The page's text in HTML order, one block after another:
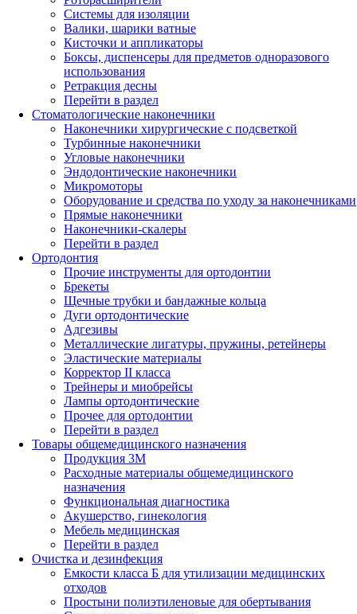
Системы для изоляции
Валики, шарики ватные
Кисточки и аппликаторы
Боксы, диспенсеры для предметов одноразового
использования
Ретракция десны
Перейти в раздел
Стоматологические наконечники
Наконечники хирургические с подсветкой
Турбинные наконечники
Угловые наконечники
Эндодонтические наконечники
Микромоторы
Оборудование и средства по уходу за наконечниками
Прямые наконечники
Наконечники-скалеры
Перейти в раздел
Ортодонтия
Прочие инструменты для ортодонтии
Брекеты
Щечные трубки и бандажные кольца
Дуги ортодонтические
Адгезивы
Металлические лигатуры, пружины, ретейнеры
Эластические материалы
Корректор II класса
Трейнеры и миобрейсы
Лампы ортодонтические
Прочее для ортодонтии
Перейти в раздел
Товары общемедицинского назначения
Продукция 3М
Расходные материалы общемедицинского
назначения
Функциональная диагностика
Акушерство, гинекология
Мебель медицинская
Перейти в раздел
Очистка и дезинфекция
Емкости класса Б для утилизации медицинских
отходов
Простыни полиэтиленовые для обертывания